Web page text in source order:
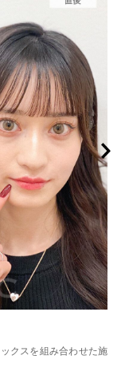
クスを組み合わせた施